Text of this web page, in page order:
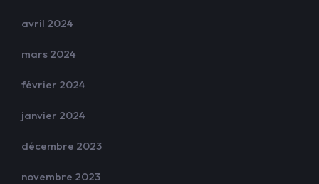
avril 2024
mars 2024
février 2024
janvier 2024
décembre 2023
novembre 2023